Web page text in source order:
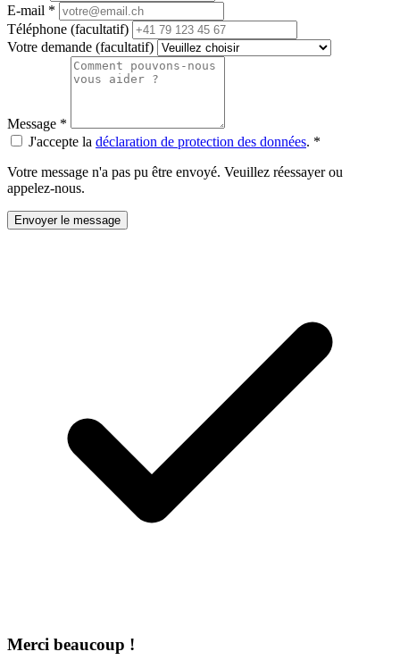
E-mail *
Téléphone (facultatif)
Votre demande (facultatif)
Message *
J'accepte la déclaration de protection des données. *
Votre message n'a pas pu être envoyé. Veuillez réessayer ou
appelez-nous.
Envoyer le message
Merci beaucoup !